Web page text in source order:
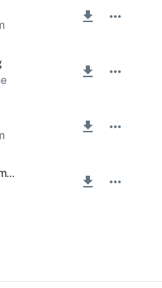
Efterårsstemninger